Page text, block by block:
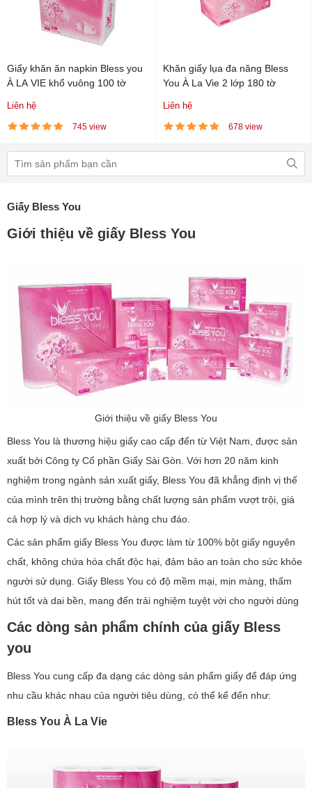
Giấy khăn ăn napkin Bless you
À LA VIE khổ vuông 100 tờ
Liên hệ
745 view
Khăn giấy lụa đa năng Bless
You À La Vie 2 lớp 180 tờ
Liên hệ
678 view
Giấy Bless You
Giới thiệu về giấy Bless You
Giới thiệu về giấy Bless You
Bless You là thương hiệu giấy cao cấp đến từ Việt Nam, được sản
xuất bởi Công ty Cổ phần Giấy Sài Gòn. Với hơn 20 năm kinh
nghiệm trong ngành sản xuất giấy, Bless You đã khẳng định vị thế
của mình trên thị trường bằng chất lượng sản phẩm vượt trội, giá
cả hợp lý và dịch vụ khách hàng chu đáo.
Các sản phẩm giấy Bless You được làm từ 100% bột giấy nguyên
chất, không chứa hóa chất độc hại, đảm bảo an toàn cho sức khỏe
người sử dụng. Giấy Bless You có độ mềm mại, mịn màng, thấm
hút tốt và dai bền, mang đến trải nghiệm tuyệt vời cho người dùng
Các dòng sản phẩm chính của giấy Bless
you
Bless You cung cấp đa dạng các dòng sản phẩm giấy để đáp ứng
nhu cầu khác nhau của người tiêu dùng, có thể kể đến như:
Bless You À La Vie